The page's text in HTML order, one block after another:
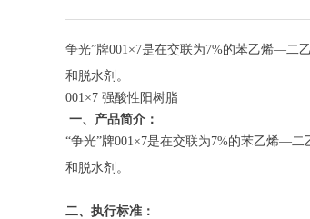
争光”牌001×7是在交联为7%的苯乙烯—二
和脱水剂。
001×7 强酸性阳树脂
一、产品简介：
“争光”牌001×7是在交联为7%的苯乙烯—
和脱水剂。
二、执行标准：